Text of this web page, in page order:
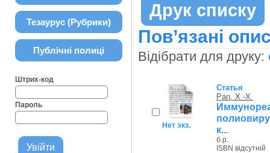
Тезаурус (Рубрики)
Публічні полиці
Штрих-код
Пароль
Друк списку
Пов’язані
Відібрати для друку:
Нет экз.
Статья
Pan, X.-X.
к...
б.р.
ISBN відсутній